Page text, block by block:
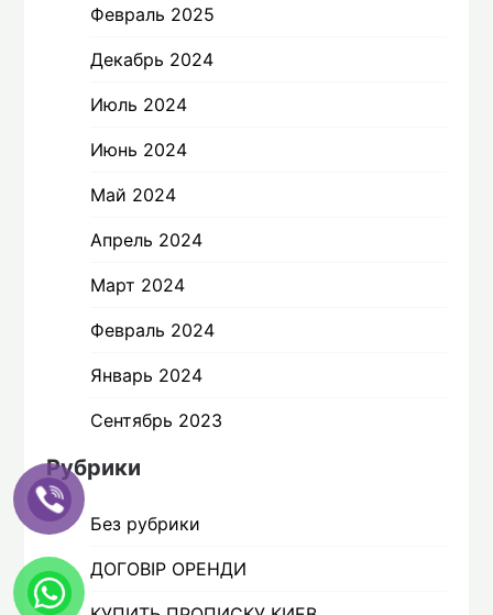
Февраль 2025
Декабрь 2024
Июль 2024
Июнь 2024
Май 2024
Апрель 2024
Март 2024
Февраль 2024
Январь 2024
Сентябрь 2023
Рубрики
Без рубрики
ДОГОВІР ОРЕНДИ